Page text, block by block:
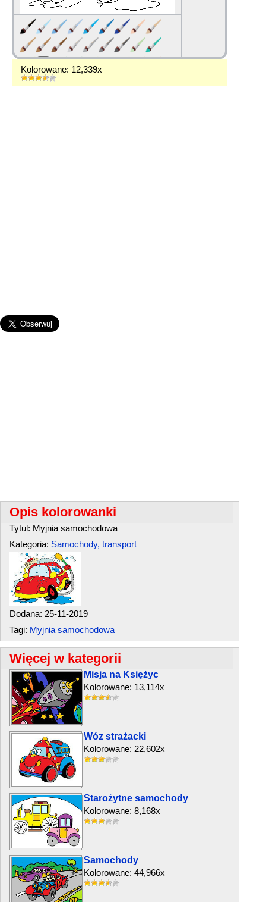
Kolorowane: 12,339x
Opis kolorowanki
Tytul: Myjnia samochodowa
Kategoria: Samochody, transport
Dodana: 25-11-2019
Tagi: Myjnia samochodowa
Więcej w kategorii
Misja na Księżyc
Kolorowane: 13,114x
Wóz strażacki
Kolorowane: 22,602x
Starożytne samochody
Kolorowane: 8,168x
Samochody
Kolorowane: 44,966x